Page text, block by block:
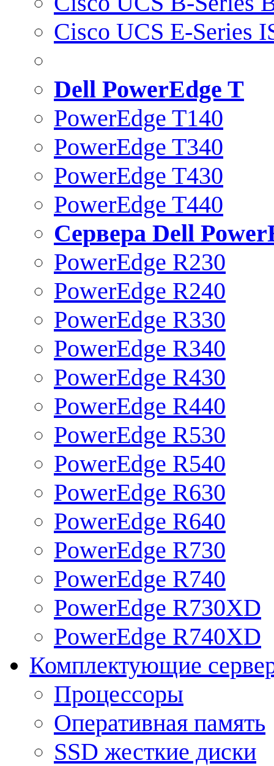
Cisco UCS E-Series
Dell PowerEdge T
PowerEdge T140
PowerEdge T340
PowerEdge T430
PowerEdge T440
Сервера Dell
PowerEdge R230
PowerEdge R240
PowerEdge R330
PowerEdge R340
PowerEdge R430
PowerEdge R440
PowerEdge R530
PowerEdge R540
PowerEdge R630
PowerEdge R640
PowerEdge R730
PowerEdge R740
PowerEdge R730XD
PowerEdge R740XD
Комплектующие
Процессоры
Оперативная память
SSD жесткие диски